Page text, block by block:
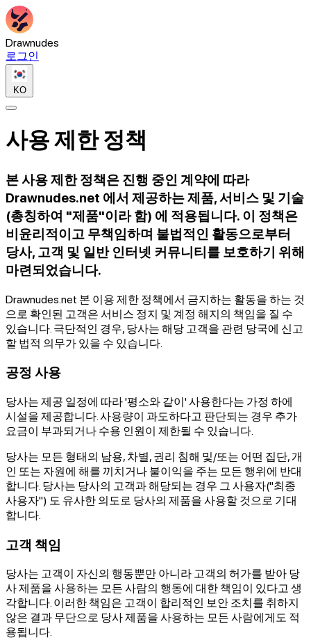
Drawnudes
로그인
KO
사용 제한 정책
본 사용 제한 정책은 진행 중인 계약에 따라
Drawnudes.net 에서 제공하는 제품, 서비스 및 기술
(총칭하여 "제품"이라 함) 에 적용됩니다. 이 정책은
비윤리적이고 무책임하며 불법적인 활동으로부터
당사, 고객 및 일반 인터넷 커뮤니티를 보호하기 위해
마련되었습니다.
Drawnudes.net 본 이용 제한 정책에서 금지하는 활동을 하는 것
으로 확인된 고객은 서비스 정지 및 계정 해지의 책임을 질 수
있습니다. 극단적인 경우, 당사는 해당 고객을 관련 당국에 신고
할 법적 의무가 있을 수 있습니다.
공정 사용
당사는 제공 일정에 따라 '평소와 같이' 사용한다는 가정 하에
시설을 제공합니다. 사용량이 과도하다고 판단되는 경우 추가
요금이 부과되거나 수용 인원이 제한될 수 있습니다.
당사는 모든 형태의 남용, 차별, 권리 침해 및/또는 어떤 집단, 개
인 또는 자원에 해를 끼치거나 불이익을 주는 모든 행위에 반대
합니다. 당사는 당사의 고객과 해당되는 경우 그 사용자("최종
사용자") 도 유사한 의도로 당사의 제품을 사용할 것으로 기대
합니다.
고객 책임
당사는 고객이 자신의 행동뿐만 아니라 고객의 허가를 받아 당
사 제품을 사용하는 모든 사람의 행동에 대한 책임이 있다고 생
각합니다. 이러한 책임은 고객이 합리적인 보안 조치를 취하지
않은 결과 무단으로 당사 제품을 사용하는 모든 사람에게도 적
용됩니다.